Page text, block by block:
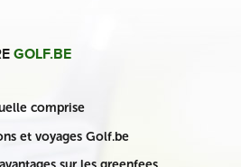
GOLF.BE
comprise
et voyages Golf.be